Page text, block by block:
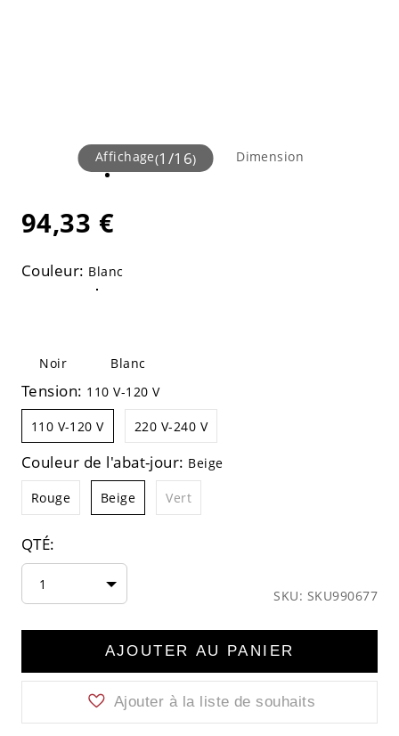
Affichage(1 /16) Dimension
94,33 €
Couleur: Blanc
Noir Blanc
Tension: 110 V-120 V
110 V-120 V 220 V-240 V
Couleur de l'abat-jour: Beige
Rouge Beige Vert
QTÉ:
1
SKU: SKU990677
AJOUTER AU PANIER
Ajouter à la liste de souhaits